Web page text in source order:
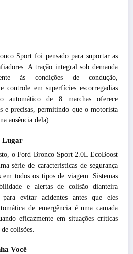
Sport foi pensado para suportar as
A tração integral sob demanda
às condições de condução,
controle em superfícies escorregadias
automático de 8 marchas oferece
e precisas, permitindo que o motorista
ausência dela).
Lugar
o Ford Bronco Sport 2.0L EcoBoost
série de características de segurança
em todos os tipos de viagem. Sistemas
e alertas de colisão dianteira
para evitar acidentes antes que eles
de emergência é uma camada
eficazmente em situações críticas
colisões.
Você